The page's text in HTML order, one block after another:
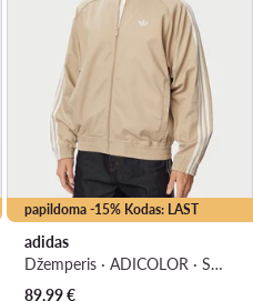
papildoma -15% Kodas: LAST
adidas
Džemperis · ADICOLOR · Smėlio
89,99€